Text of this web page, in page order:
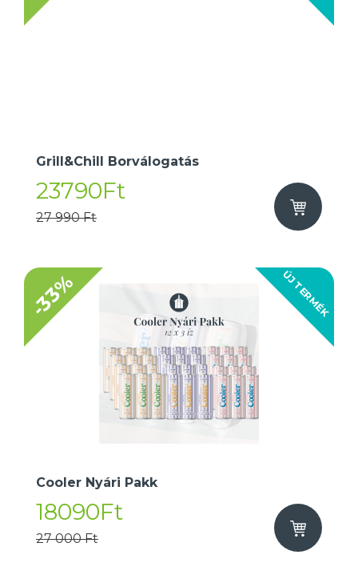
Grill&Chill Borválogatás
23790Ft
27 990 Ft
ÚJ TERMÉK
-33%
Cooler Nyári Pakk
18090Ft
27 000 Ft